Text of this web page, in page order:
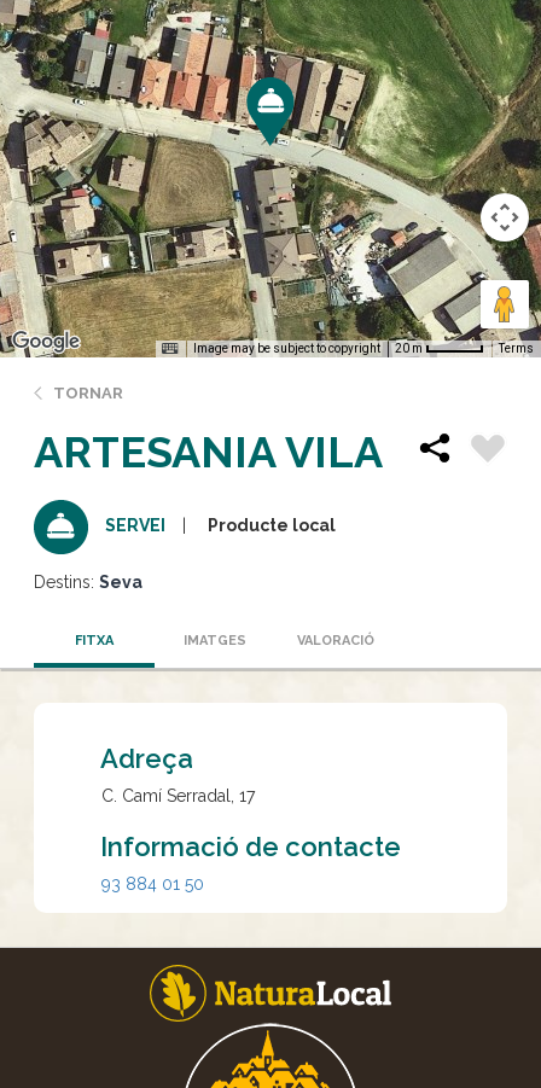
Image may be subject to copyright 20 m Terms
TORNAR
ARTESANIA VILA
SERVEI Producte local
Destins: Seva
FITXA IMATGES VALORACIÓ
Adreça
C. Camí Serradal, 17
Informació de contacte
93 884 01 50